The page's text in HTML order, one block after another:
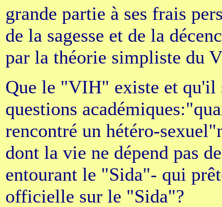
grande partie à ses frais
de la sagesse et de la
par la théorie simpliste du
Que le "VIH" existe et qu'il
questions
rencontré un hétéro-
dont la vie ne dépend pas
entourant le "Sida"- qui
officielle sur le "Sida"?